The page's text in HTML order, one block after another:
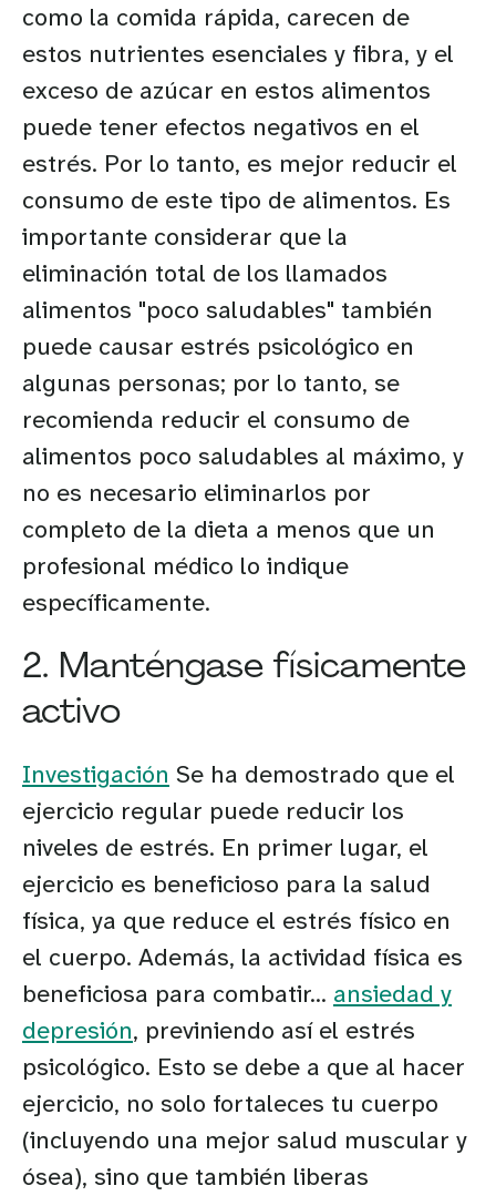
como la comida rápida, carecen de
estos nutrientes esenciales y fibra, y el
exceso de azúcar en estos alimentos
puede tener efectos negativos en el
estrés. Por lo tanto, es mejor reducir el
consumo de este tipo de alimentos. Es
importante considerar que la
eliminación total de los llamados
alimentos "poco saludables" también
puede causar estrés psicológico en
algunas personas; por lo tanto, se
recomienda reducir el consumo de
alimentos poco saludables al máximo, y
no es necesario eliminarlos por
completo de la dieta a menos que un
profesional médico lo indique
específicamente.
2. Manténgase físicamente
activo
Investigación Se ha demostrado que el
ejercicio regular puede reducir los
niveles de estrés. En primer lugar, el
ejercicio es beneficioso para la salud
física, ya que reduce el estrés físico en
el cuerpo. Además, la actividad física es
beneficiosa para combatir... ansiedad y
depresión, previniendo así el estrés
psicológico. Esto se debe a que al hacer
ejercicio, no solo fortaleces tu cuerpo
(incluyendo una mejor salud muscular y
ósea), sino que también liberas